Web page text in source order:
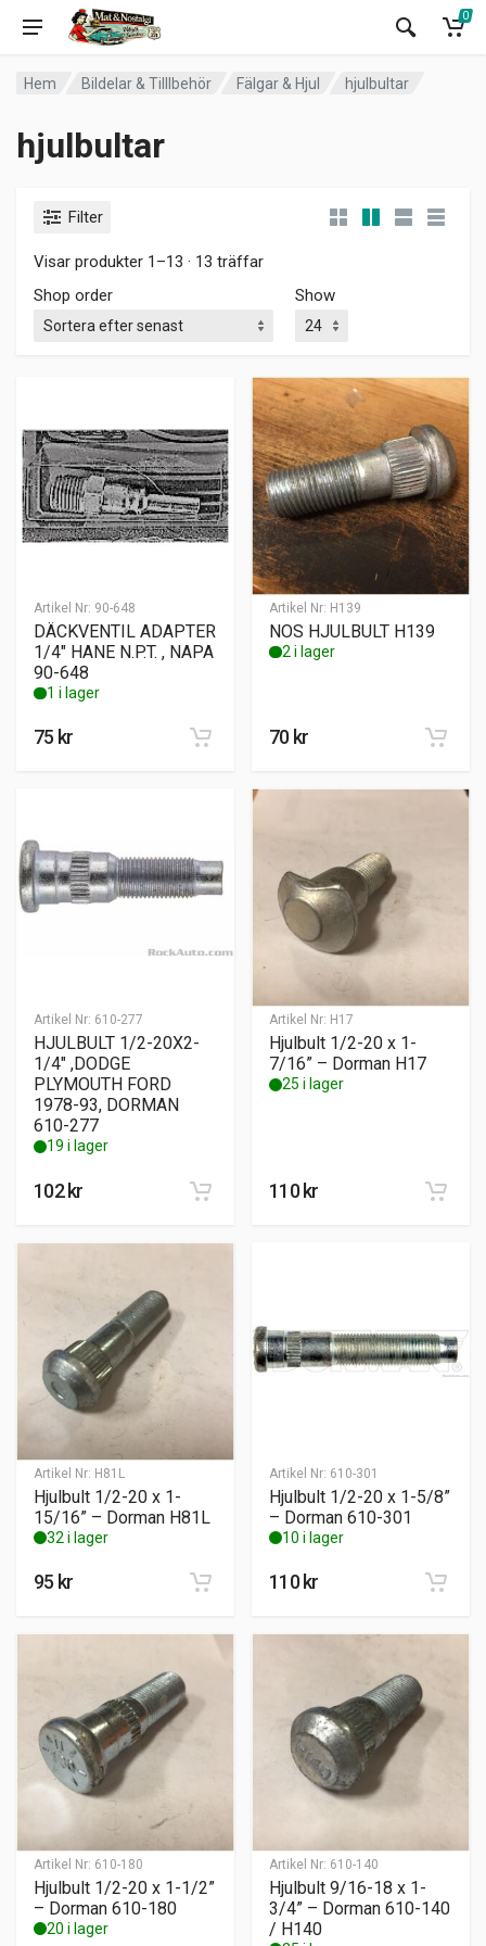
0
Hem Bildelar & Tilllbehör Fälgar & Hjul hjulbultar
hjulbultar
Filter
Visar produkter 1–13 · 13 träffar
Shop order
Show
Artikel Nr: 90-648
DÄCKVENTIL ADAPTER
1/4″ HANE N.P.T. , NAPA
90-648
1 i lager
75 kr
Artikel Nr: H139
NOS HJULBULT H139
2 i lager
70 kr
Artikel Nr: 610-277
HJULBULT 1/2-20X2-
1/4″ ,DODGE
PLYMOUTH FORD
1978-93, DORMAN
610-277
19 i lager
102kr
Artikel Nr: H17
Hjulbult 1/2-20 x 1-
7/16” – Dorman H17
25 i lager
110kr
Artikel Nr: H81L
Hjulbult 1/2-20 x 1-
15/16” – Dorman H81L
32 i lager
95 kr
Artikel Nr: 610-301
Hjulbult 1/2-20 x 1-5/8”
– Dorman 610-301
10 i lager
110kr
Artikel Nr: 610-180
Hjulbult 1/2-20 x 1-1/2”
– Dorman 610-180
20 i lager
Artikel Nr: 610-140
Hjulbult 9/16-18 x 1-
3/4” – Dorman 610-140
/ H140